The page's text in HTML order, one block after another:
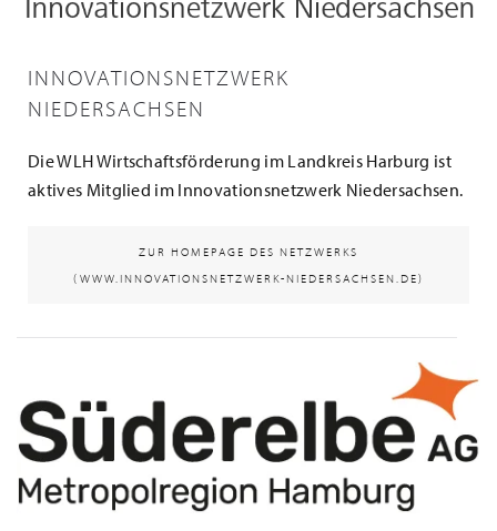
INNOVATIONSNETZWERK
NIEDERSACHSEN
Die WLH Wirtschaftsförderung im Landkreis Harburg ist
aktives Mitglied im Innovationsnetzwerk Niedersachsen.
ZUR HOMEPAGE DES NETZWERKS
(WWW.INNOVATIONSNETZWERK-NIEDERSACHSEN.DE)